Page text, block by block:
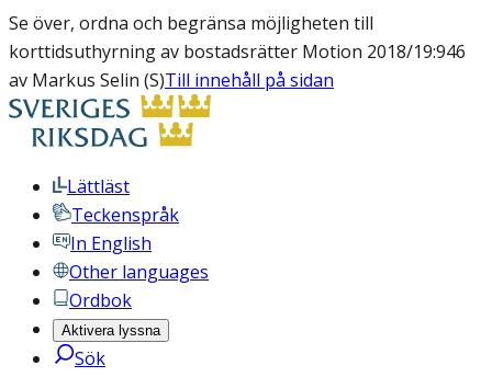
Se över, ordna och begränsa möjligheten till
korttidsuthyrning av bostadsrätter Motion 2018/19:946
av Markus Selin (S)Till innehåll på sidan
Lättläst
Teckenspråk
In English
Other languages
Ordbok
Aktivera lyssna
Sök